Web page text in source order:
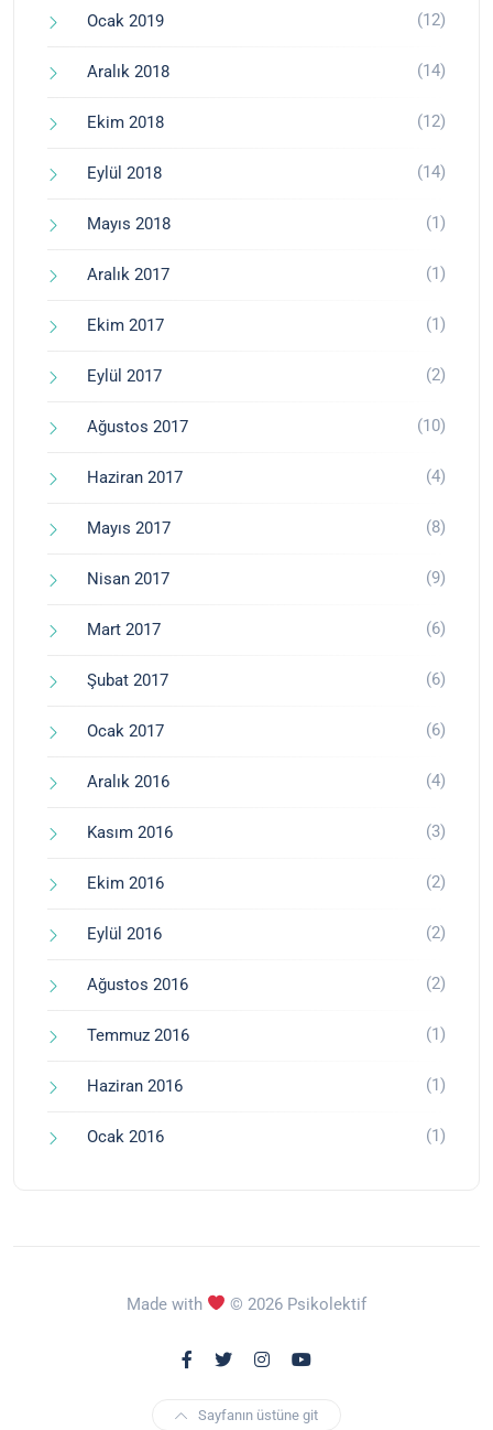
Ocak 2019 (12)
Aralık 2018 (14)
Ekim 2018 (12)
Eylül 2018 (14)
Mayıs 2018 (1)
Aralık 2017 (1)
Ekim 2017 (1)
Eylül 2017 (2)
Ağustos 2017 (10)
Haziran 2017 (4)
Mayıs 2017 (8)
Nisan 2017 (9)
Mart 2017 (6)
Şubat 2017 (6)
Ocak 2017 (6)
Aralık 2016 (4)
Kasım 2016 (3)
Ekim 2016 (2)
Eylül 2016 (2)
Ağustos 2016 (2)
Temmuz 2016 (1)
Haziran 2016 (1)
Ocak 2016 (1)
Made with © 2026 Psikolektif
Sayfanın üstüne git